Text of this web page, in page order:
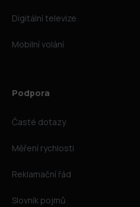
Digitální televize
Mobilní volání
Podpora
Časté dotazy
Měření rychlosti
Reklamační řád
Slovník pojmů